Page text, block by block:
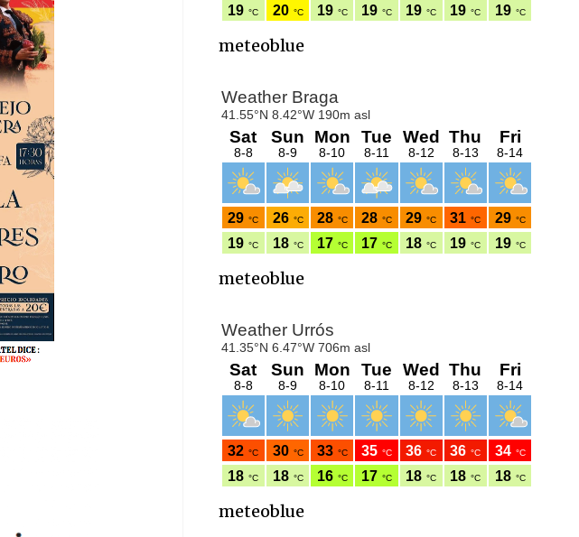
meteoblue
meteoblue
meteoblue